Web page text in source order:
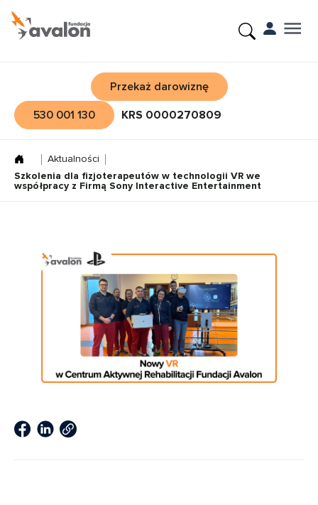
Przekaż darowiznę
530 001 130
KRS 0000270809
Aktualności
Szkolenia dla fizjoterapeutów w technologii VR we
współpracy z Firmą Sony Interactive Entertainment